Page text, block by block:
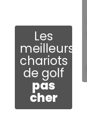
Les
meilleurs
chariots
de golf
pas
cher